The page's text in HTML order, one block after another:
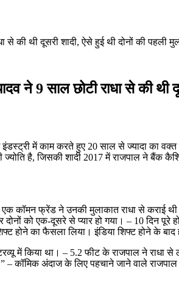
से की थी दूसरी शादी, ऐसे हुई थी दोनों की पहली
ने 9 साल छोटी राधा से की थी
इंडस्ट्री में काम करते हुए 20 साल से ज्यादा
ज्योति है, जिसकी शादी 2017 में राजपाल ने
एक कॉमन फ्रेंड ने उनकी मुलाकात राधा से
को एक-दूसरे से प्यार हो गया। – 10 दिन पूरे
का फैसला लिया। इंडिया शिफ्ट होने के बाद
में किया था। – 5.2 फीट के राजपाल ने राधा
कॉमिक अंदाज के लिए पहचाने जाने वाले